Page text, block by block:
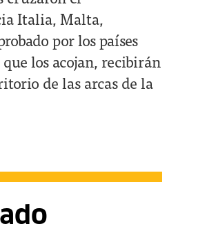
Italia, Malta,
por los países
los acojan, recibirán
de las arcas de la